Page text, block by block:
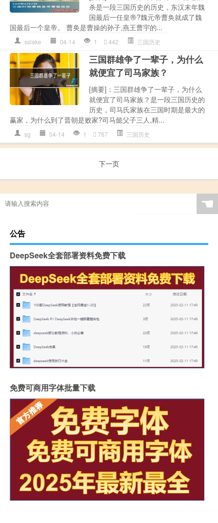
杀是一段三国历史的历史，东汉末年魏
国最后一任皇帝?魏元帝曹奂就成了魏
国最后一个皇帝。 曹奂是曹操的孙子,燕王曹宇的...
sslake 04-14 1 442 三国历史
三国群雄争了一辈子，为什么
就便宜了司马家族？
[摘要]：三国群雄争了一辈子，为什么
就便宜了司马家族？是一段三国历史的
历史，司马氏家族在三国时期是最大的
赢家，为什么到了晋朝是败家?司马懿父子三人,精...
sg 04-14 1 767 三国历史
下一页
☚
公告
DeepSeek全套部署资料免费下载
免费可商用字体批量下载